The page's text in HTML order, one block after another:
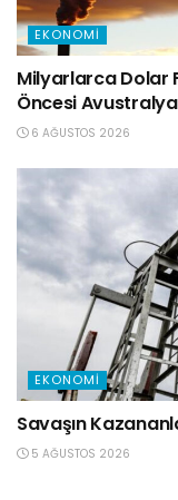
EKONOMI
Milyarlarca Dolar
Öncesi
6 AĞUSTOS 2026
EKONOMI
Savaşın
5 AĞUSTOS 2026